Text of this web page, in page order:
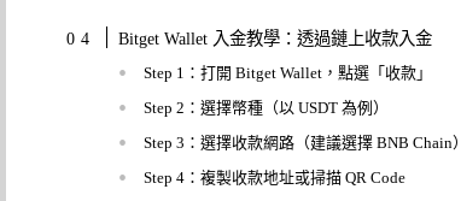
Bitget Wallet 入金教學：透過鏈上收款入金
Step 1：打開 Bitget Wallet，點選「收款」
Step 2：選擇幣種（以 USDT 為例）
Step 3：選擇收款網路（建議選擇 BNB Chain）
Step 4：複製收款地址或掃描 QR Code